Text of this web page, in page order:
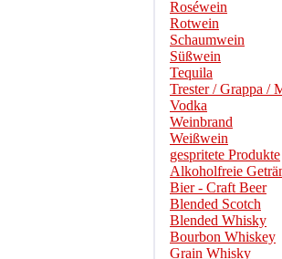
Roséwein
Rotwein
Schaumwein
Süßwein
Tequila
Trester / Grappa /
Vodka
Weinbrand
Weißwein
gespritete Produkte
Alkoholfreie
Bier - Craft Beer
Blended Scotch
Blended Whisky
Bourbon Whiskey
Grain Whisky